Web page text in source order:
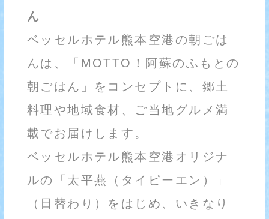
ん
ベッセルホテル熊本空港の朝ごは
んは、「MOTTO！阿蘇のふもとの
朝ごはん」をコンセプトに、郷土
料理や地域食材、ご当地グルメ満
載でお届けします。
ベッセルホテル熊本空港オリジナ
ルの「太平燕（タイピーエン）」
（日替わり）をはじめ、いきなり